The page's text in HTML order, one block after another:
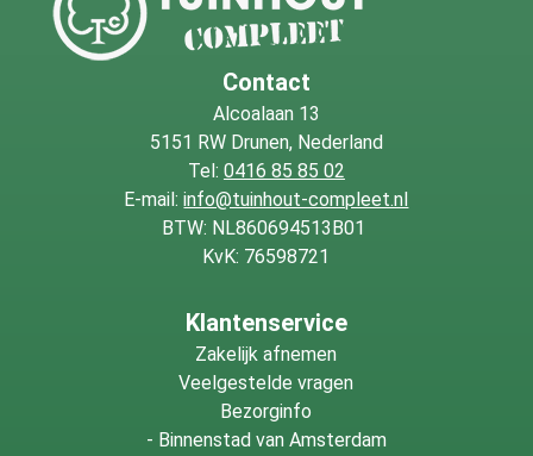
Contact
Alcoalaan 13
5151 RW Drunen, Nederland
Tel: 0416 85 85 02
E-mail:info@tuinhout-compleet.nl
BTW: NL860694513B01
KvK: 76598721
Klantenservice
Zakelijk afnemen
Veelgestelde vragen
Bezorginfo
- Binnenstad van Amsterdam